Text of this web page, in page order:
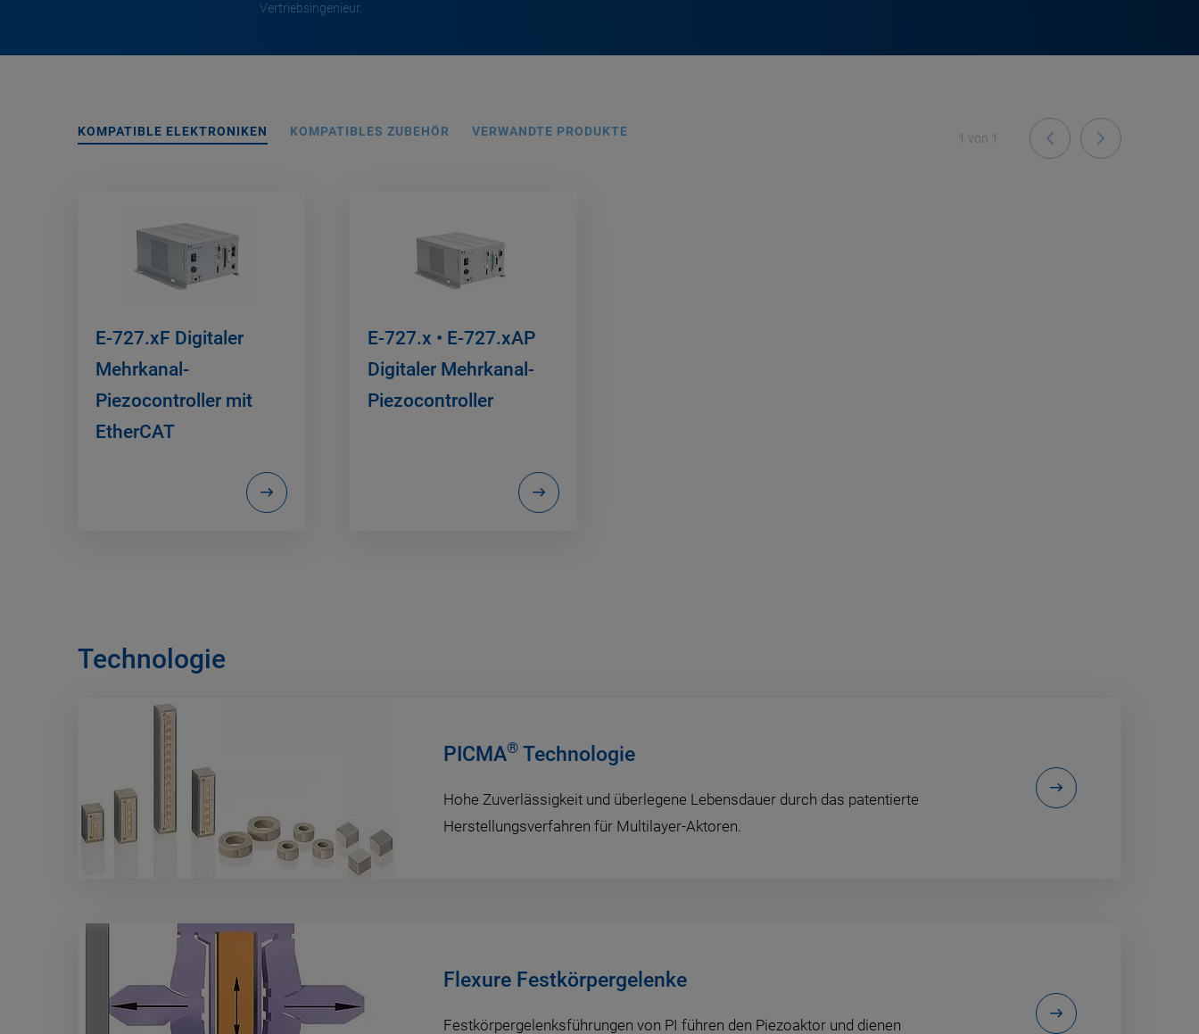
Vertriebsingenieur.
KOMPATIBLE ELEKTRONIKEN KOMPATIBLES ZUBEHÖR VERWANDTE PRODUKTE 1 von 1
E-727.xF Digitaler
Mehrkanal-
Piezocontroller mit
EtherCAT
E-727.x • E-727.xAP
Digitaler Mehrkanal-
Piezocontroller
Technologie
PICMA® Technologie
Hohe Zuverlässigkeit und überlegene Lebensdauer durch das patentierte
Herstellungsverfahren für Multilayer-Aktoren.
Flexure Festkörpergelenke
Festkörpergelenksführungen von PI führen den Piezoaktor und dienen